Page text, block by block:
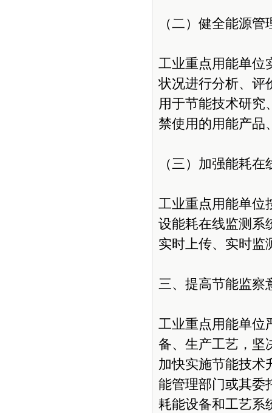
（二）健全能源管
工业重点用能单位
状况进行分析、评
用于节能技术研究
禁使用的用能产品
（三）加强能耗在
工业重点用能单位
设能耗在线监测系
实时上传、实时监
三、提高节能监察
工业重点用能单位
备、生产工艺，坚
加快实施节能技术
能管理部门或其委
耗能设备和工艺系